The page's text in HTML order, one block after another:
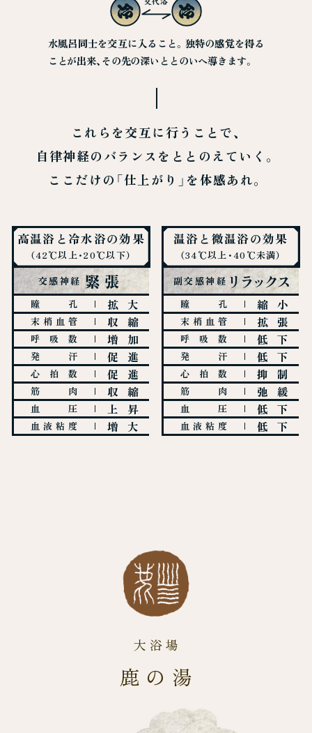
水風呂同士を交互に入ること。独特の感覚を得る
ことが出来、その先の深いととのいへ導きます。
これらを交互に行うことで、
自律神経のバランスをととのえていく。
ここだけの「仕上がり」を体感あれ。
高温浴と冷水浴の効果
（42℃以上・20℃以下）
交感神経 緊張
瞳孔 拡大
末梢血管 収縮
呼吸数 増加
発汗 促進
心拍数 促進
筋肉 収縮
血圧 上昇
血液粘度 増大
温浴と微温浴の効果
（34℃以上・40℃未満）
副交感神経リラックス
瞳孔 縮小
末梢血管 拡張
呼吸数 低下
発汗 低下
心拍数 抑制
筋肉 弛緩
血圧 低下
血液粘度 低下
大浴場
鹿の湯